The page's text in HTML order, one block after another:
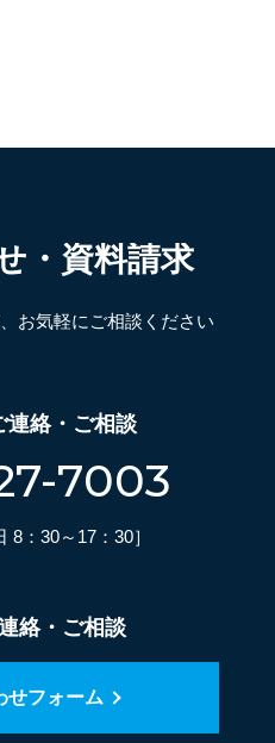
・資料請求
お気軽にご相談ください
連絡・ご相談
7003
：30～17：30］
絡・ご相談
せフォーム